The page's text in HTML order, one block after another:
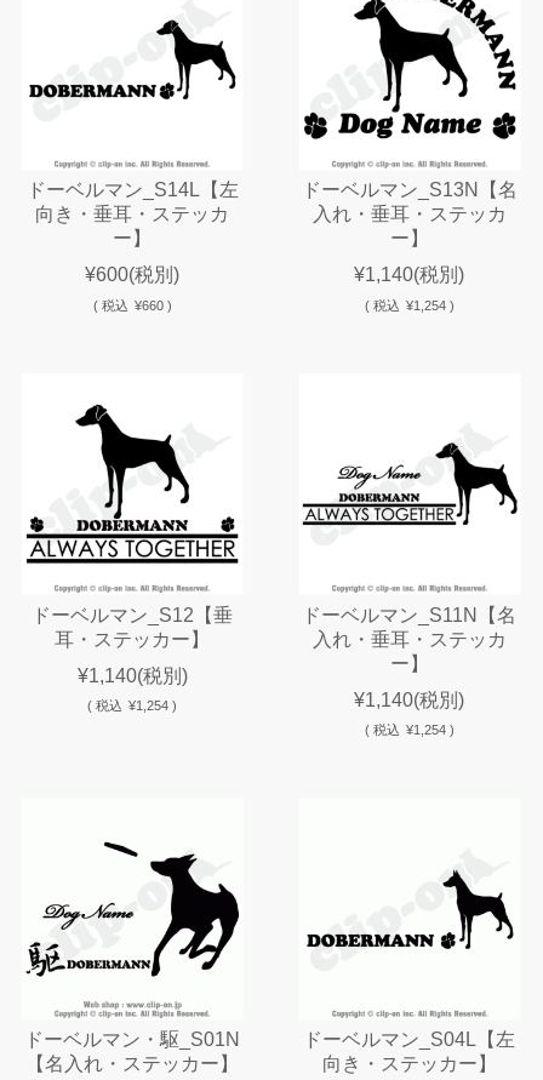
ドーベルマン_S14L【左
向き・垂耳・ステッカ
ー】
¥600(税別)
( 税込 ¥660 )
ドーベルマン_S13N【名
入れ・垂耳・ステッカ
ー】
¥1,140(税別)
( 税込 ¥1,254 )
ドーベルマン_S12【垂
耳・ステッカー】
¥1,140(税別)
(税込 ¥1,254 )
ドーベルマン_S11N【名
入れ・垂耳・ステッカ
ー】
¥1,140(税別)
( 税込 ¥1,254 )
ドーベルマン・駆_S01N
【名入れ・ステッカー】
ドーベルマン_S04L【左
向き・ステッカー】